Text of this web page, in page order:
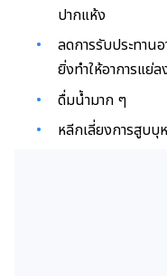
ปากแห้ง
ลดการรับประทานอ
ยิ่งทำให้อาการแย่ล
ดื่มน้ำมาก ๆ
หลีกเลี่ยงการสูบบุ